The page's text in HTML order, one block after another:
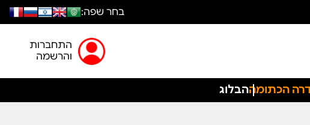
בחר שפה:
התחברות
והרשמה
הכתומההבלוג